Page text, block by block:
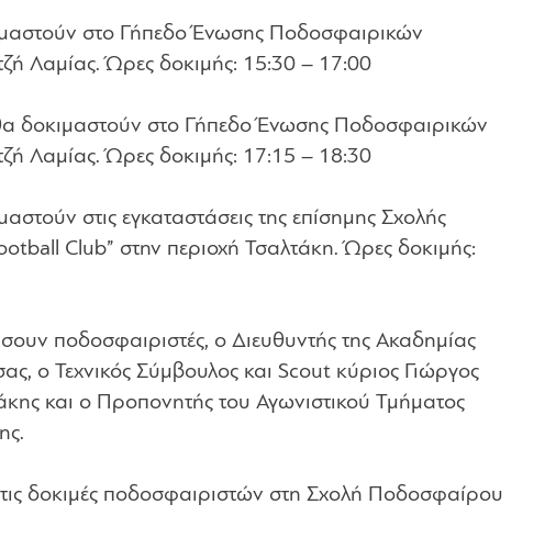
στο Γήπεδο Ένωσης Ποδοσφαιρικών
Λαμίας. Ώρες δοκιμής: 15:30 – 17:00
δοκιμαστούν στο Γήπεδο Ένωσης Ποδοσφαιρικών
Λαμίας. Ώρες δοκιμής: 17:15 – 18:30
στις εγκαταστάσεις της επίσημης Σχολής
Club” στην περιοχή Τσαλτάκη. Ώρες δοκιμής:
ποδοσφαιριστές, ο Διευθυντής της Ακαδημίας
ο Τεχνικός Σύμβουλος και Scout κύριος Γιώργος
και ο Προπονητής του Αγωνιστικού Τμήματος
δοκιμές ποδοσφαιριστών στη Σχολή Ποδοσφαίρου